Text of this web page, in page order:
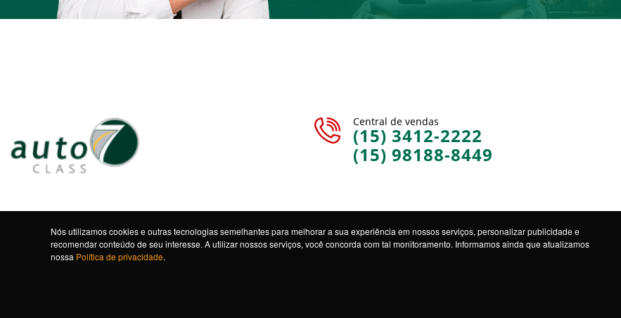
Central de vendas
(15) 3412-2222
(15) 98188-8449
Nós utilizamos cookies e outras tecnologias semelhantes para melhorar a sua experiência em nossos serviços, personalizar publicidade e
recomendar conteúdo de seu interesse. A utilizar nossos serviços, você concorda com tal monitoramento. Informamos ainda que atualizamos
nossa Política de privacidade.